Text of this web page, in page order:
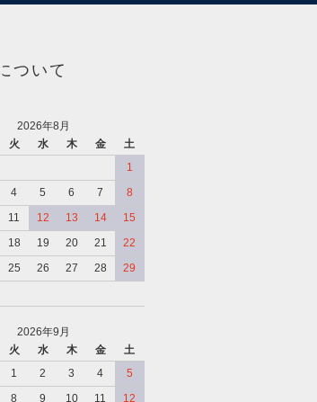
ついて
2026年8月
火 水 木 金
土
1
4 5 6 7
8
11 12 13 14
15
18 19 20 21
22
25 26 27 28
29
2026年9月
火 水 木 金
土
1
2 3 4
5
8 9 10 11 12